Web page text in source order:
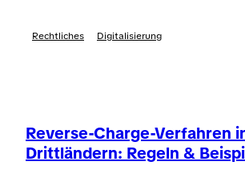
erleichtern.
Rechtliches Digitalisierung
Reverse-Charge-Verfahren
Drittländern: Regeln &